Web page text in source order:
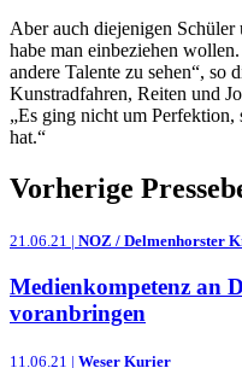
Aber auch diejenigen
habe man einbeziehen
andere Talente zu sehen“, so
Kunstradfahren, Reiten und
„Es ging nicht um Perfektion,
hat.“
Vorherige
21.06.21 | NOZ / Delmenhorster
Medienkompetenz an
voranbringen
11.06.21 | Weser Kurier